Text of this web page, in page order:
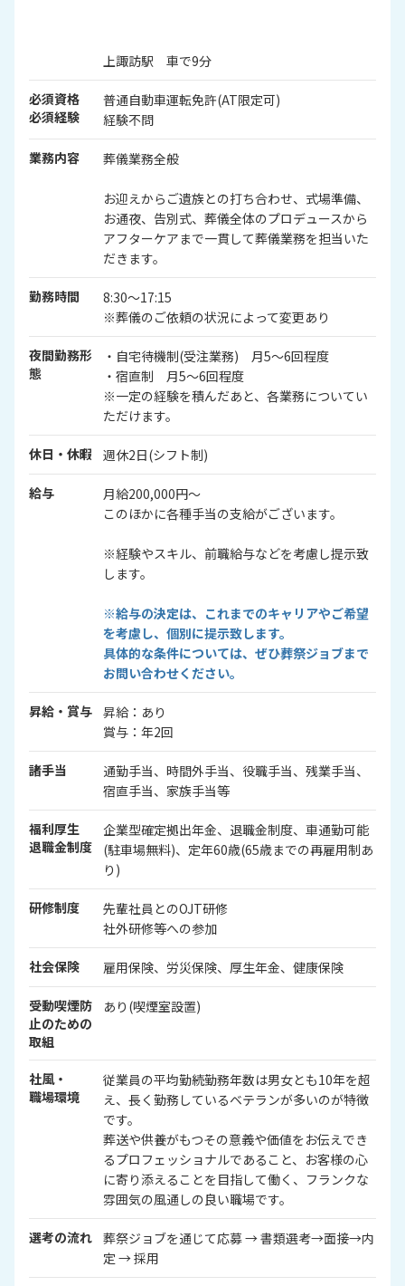
上諏訪駅 車で9分
必須資格
必須経験
普通自動車運転免許(AT限定可)
経験不問
業務内容 葬儀業務全般
お迎えからご遺族との打ち合わせ、式場準備、
お通夜、告別式、葬儀全体のプロデュースから
アフターケアまで一貫して葬儀業務を担当いた
だきます。
勤務時間
8:30～17:15
※葬儀のご依頼の状況によって変更あり
夜間勤務形
態
・自宅待機制(受注業務) 月5～6回程度
・宿直制 月5～6回程度
※一定の経験を積んだあと、各業務についてい
ただけます。
休日・休暇 週休2日(シフト制)
給与
月給200,000円～
このほかに各種手当の支給がございます。
※経験やスキル、前職給与などを考慮し提示致
します。
※給与の決定は、これまでのキャリアやご希望
を考慮し、個別に提示致します。
具体的な条件については、ぜひ葬祭ジョブまで
お問い合わせください。
昇給・賞与 昇給：あり
賞与：年2回
諸手当
通勤手当、時間外手当、役職手当、残業手当、
宿直手当、家族手当等
福利厚生
退職金制度
企業型確定拠出年金、退職金制度、車通勤可能
(駐車場無料)、定年60歳(65歳までの再雇用制あ
り)
研修制度
先輩社員とのOJT研修
社外研修等への参加
社会保険 雇用保険、労災保険、厚生年金、健康保険
受動喫煙防
止のための
取組
あり(喫煙室設置)
社風・
職場環境
従業員の平均勤続勤務年数は男女とも10年を超
え、長く勤務しているベテランが多いのが特徴
です。
葬送や供養がもつその意義や価値をお伝えでき
るプロフェッショナルであること、お客様の心
に寄り添えることを目指して働く、フランクな
雰囲気の風通しの良い職場です。
選考の流れ 葬祭ジョブを通じて応募 → 書類選考→面接→内
定 → 採用